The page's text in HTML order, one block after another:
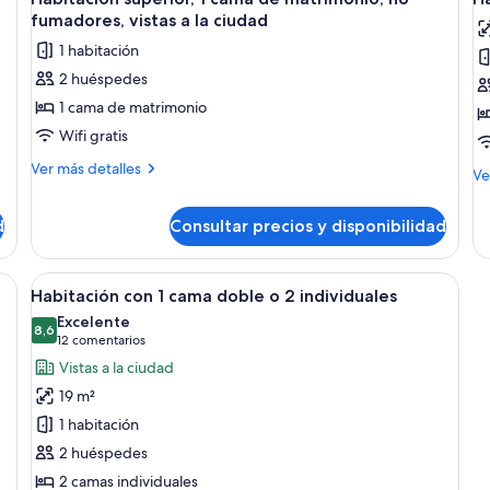
fumadores, vistas a la ciudad
1 habitación
2 huéspedes
1 cama de matrimonio
Wifi gratis
Ver más detalles
Más
superior,
cama
de
matrimonio,
no
fumadores,
vistas
a
la
ciudad
Consultar precios y disponibilidad
Abrir
todas
las
fotos
de
Habitación
con
1
Habitación con 1 cama doble o 2
13
Habitación con 1 cama doble o 2 individuales
8,68,6 de 10
Excelente
12 comentarios
(12 comentarios)
Vistas a la ciudad
19 m²
1 habitación
2 huéspedes
2 camas individuales